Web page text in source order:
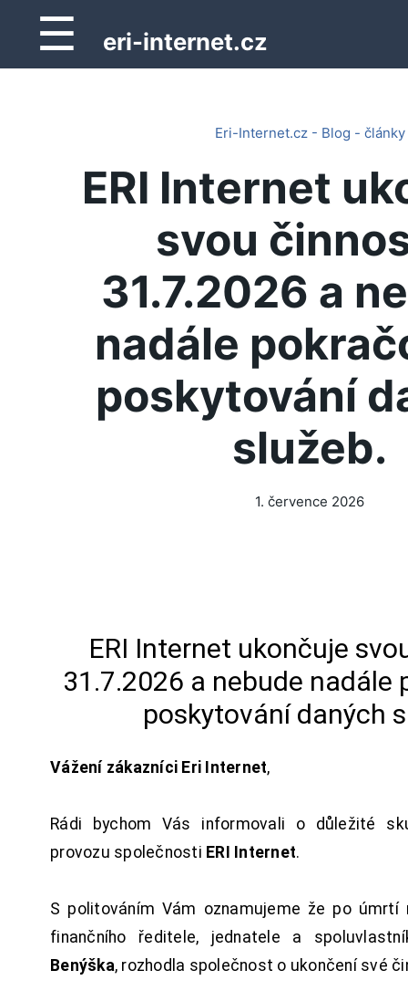
☰ eri-internet.cz
Eri-Internet.cz - Blog - články
ERI Internet
svou
31.7.2026 a
nadále
poskytování
služeb.
1. července 2026
ERI Internet ukončuje
31.7.2026 a nebude nadále
poskytování daných
Vážení zákazníci Eri Internet,
Rádi bychom Vás informovali o důležité
provozu společnosti ERI Internet.
S politováním Vám oznamujeme že po úmrtí
finančního ředitele, jednatele a
Benýška, rozhodla společnost o ukončení své